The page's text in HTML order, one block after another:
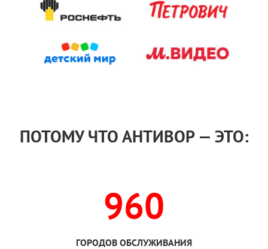
ПОТОМУ ЧТО АНТИВОР — ЭТО:
960
ГОРОДОВ ОБСЛУЖИВАНИЯ